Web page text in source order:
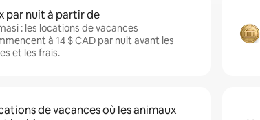
par nuit à partir de
: les locations de vacances
à 14 $ CAD par nuit avant les
et les frais.
de vacances où les animaux